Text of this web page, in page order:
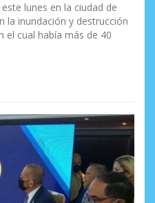
lunes en la ciudad de
la inundación y destrucción
el cual había más de 40